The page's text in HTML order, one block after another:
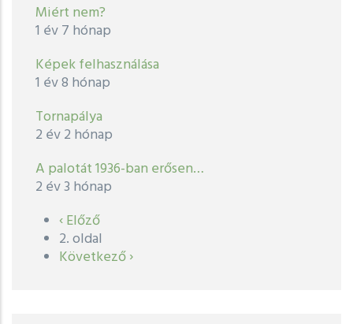
Miért nem?
1 év 7 hónap
Képek felhasználása
1 év 8 hónap
Tornapálya
2 év 2 hónap
A palotát 1936-ban erősen…
2 év 3 hónap
Oldalszámozás
Előző
oldal
‹ Előző
2. oldal
Következő
Következő ›